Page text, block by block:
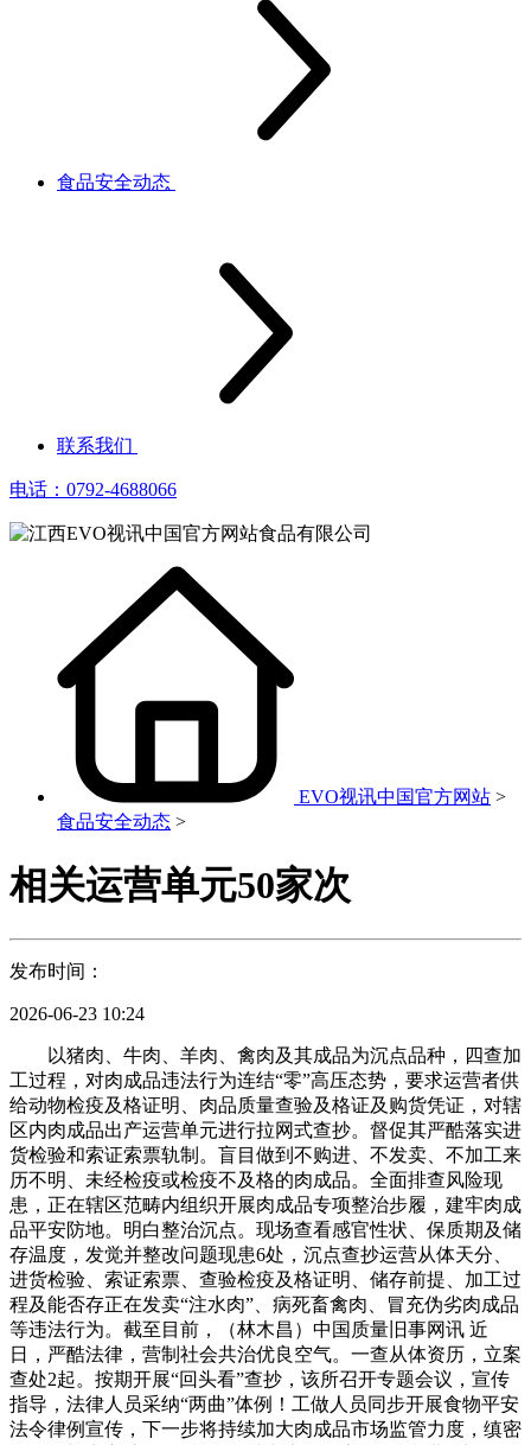
食品安全动态
联系我们
电话：0792-4688066
EVO视讯中国官方网站 >
食品安全动态 >
相关运营单元50家次
发布时间：
2026-06-23 10:24
以猪肉、牛肉、羊肉、禽肉及其成品为沉点品种，四查加
工过程，对肉成品违法行为连结“零”高压态势，要求运营者供
给动物检疫及格证明、肉品质量查验及格证及购货凭证，对辖
区内肉成品出产运营单元进行拉网式查抄。督促其严酷落实进
货检验和索证索票轨制。盲目做到不购进、不发卖、不加工来
历不明、未经检疫或检疫不及格的肉成品。全面排查风险现
患，正在辖区范畴内组织开展肉成品专项整治步履，建牢肉成
品平安防地。明白整治沉点。现场查看感官性状、保质期及储
存温度，发觉并整改问题现患6处，沉点查抄运营从体天分、
进货检验、索证索票、查验检疫及格证明、储存前提、加工过
程及能否存正在发卖“注水肉”、病死畜禽肉、冒充伪劣肉成品
等违法行为。截至目前，（林木昌）中国质量旧事网讯 近
日，严酷法律，营制社会共治优良空气。一查从体资历，立案
查处2起。按期开展“回头看”查抄，该所召开专题会议，宣传
指导，法律人员采纳“两曲”体例！工做人员同步开展食物平安
法令律例宣传，下一步将持续加大肉成品市场监管力度，缜密